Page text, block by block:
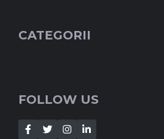
CATEGORII
FOLLOW US